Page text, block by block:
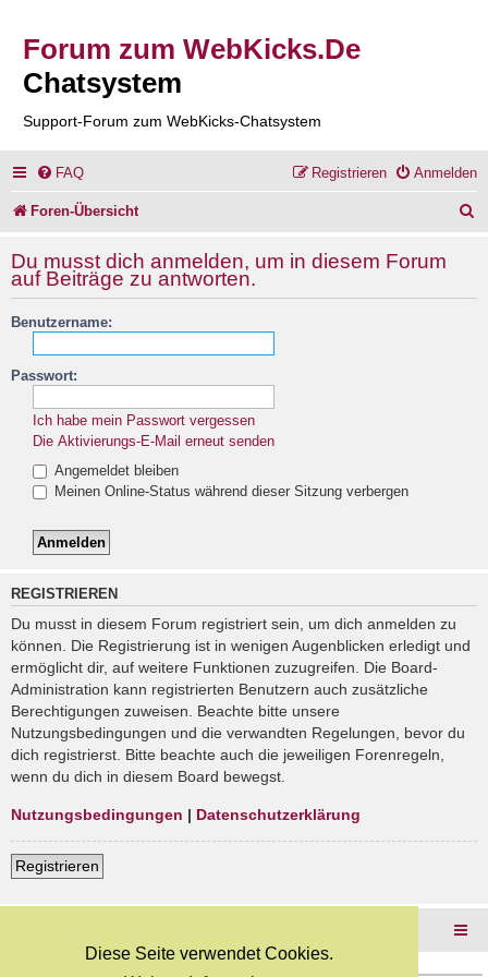
Diese Seite verwendet Cookies.
Forum zum WebKicks.De
Chatsystem
Support-Forum zum WebKicks-Chatsystem
FAQ Anmelden
Registrieren
Foren-Übersicht
Du musst dich anmelden, um in diesem Forum
auf Beiträge zu antworten.
Benutzername:
Passwort:
Ich habe mein Passwort vergessen
Die Aktivierungs-E-Mail erneut senden
Angemeldet bleiben
Meinen Online-Status während dieser Sitzung verbergen
REGISTRIEREN
Du musst in diesem Forum registriert sein, um dich anmelden zu
können. Die Registrierung ist in wenigen Augenblicken erledigt und
ermöglicht dir, auf weitere Funktionen zuzugreifen. Die Board-
Administration kann registrierten Benutzern auch zusätzliche
Berechtigungen zuweisen. Beachte bitte unsere
Nutzungsbedingungen und die verwandten Regelungen, bevor du
dich registrierst. Bitte beachte auch die jeweiligen Forenregeln,
wenn du dich in diesem Board bewegst.
Nutzungsbedingungen | Datenschutzerklärung
Registrieren